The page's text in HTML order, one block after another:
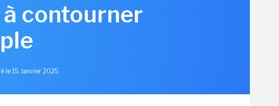
contourner
le 15 Janvier 2025